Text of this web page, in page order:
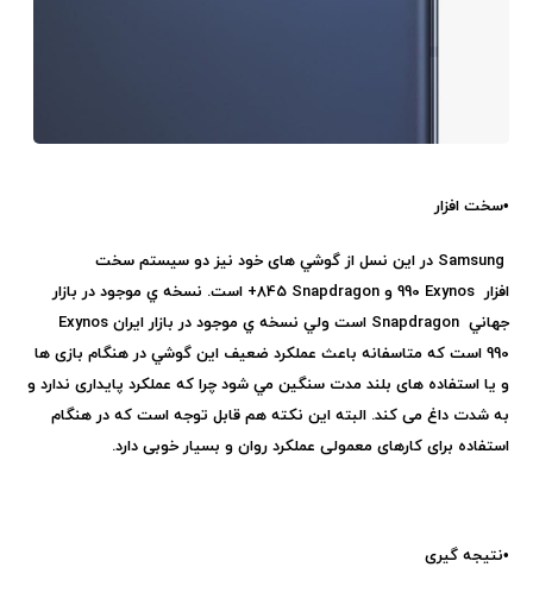
•سخت افزار
Samsung در اين نسل از گوشي های خود نيز دو سيستم سخت
افزار Exynos
Snapdragon
845+ است. نسخه ي موجود در بازار
جهاني Snapdragon است ولي نسخه ي موجود در بازار ايران Exynos
990 است كه متاسفانه باعث عملكرد ضعيف اين گوشي در هنگام بازی ها
و یا استفاده های بلند مدت سنگين مي شود چرا که عملکرد پایداری ندارد و
به شدت داغ می کند. البته این نکته هم قابل توجه است که در هنگام
استفاده برای کارهای معمولی عملکرد روان و بسیار خوبی دارد.
•نتیجه گیری